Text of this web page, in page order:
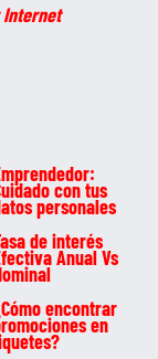
con tus
personales
de interés
Anual Vs
encontrar
en